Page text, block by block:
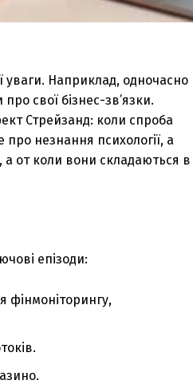
уваги. Наприклад, одночасно
свої бізнес-зв’язки.
Стрейзанд: коли спроба
незнання психології, а
а от коли вони складаються в
епізоди:
фінмоніторингу,